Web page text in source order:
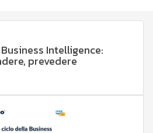
Intelligence:
prevedere